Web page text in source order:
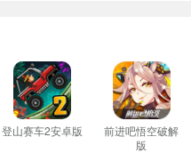
登山赛车2安卓版
前进吧悟空破解
版